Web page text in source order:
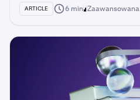
ARTICLE 6 min Zaawansowana